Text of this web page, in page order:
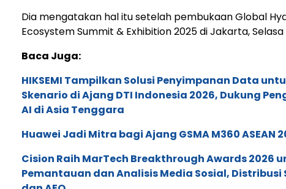
Dia mengatakan hal itu setelah pembukaan Global
Ecosystem Summit & Exhibition 2025 di Jakarta,
Baca Juga:
HIKSEMI Tampilkan Solusi Penyimpanan Data
Skenario di Ajang DTI Indonesia 2026, Dukung
AI di Asia Tenggara
Huawei Jadi Mitra bagi Ajang GSMA M360 ASEAN
Cision Raih MarTech Breakthrough Awards 2026
Pemantauan dan Analisis Media Sosial, Distribusi